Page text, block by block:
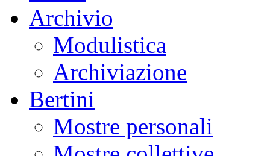
Archivio
Modulistica
Archiviazione
Bertini
Mostre personali